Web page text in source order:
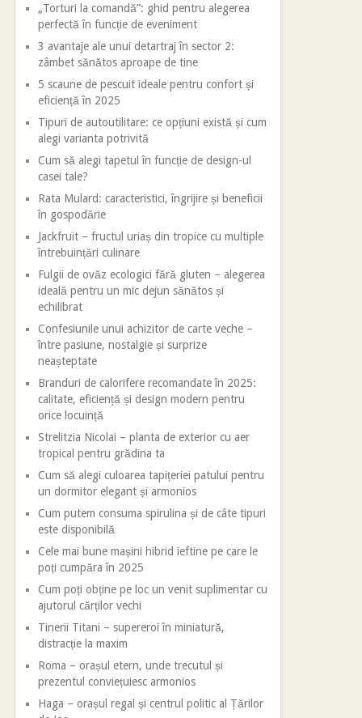
„Torturi la comandă”: ghid pentru alegerea
perfectă în funcție de eveniment
3 avantaje ale unui detartraj în sector 2:
zâmbet sănătos aproape de tine
5 scaune de pescuit ideale pentru confort și
eficiență în 2025
Tipuri de autoutilitare: ce opțiuni există și cum
alegi varianta potrivită
Cum să alegi tapetul în funcție de design-ul
casei tale?
Rata Mulard: caracteristici, îngrijire și beneficii
în gospodărie
Jackfruit – fructul uriaș din tropice cu multiple
întrebuințări culinare
Fulgii de ovăz ecologici fără gluten – alegerea
ideală pentru un mic dejun sănătos și
echilibrat
Confesiunile unui achizitor de carte veche –
între pasiune, nostalgie și surprize
neașteptate
Branduri de calorifere recomandate în 2025:
calitate, eficiență și design modern pentru
orice locuință
Strelitzia Nicolai – planta de exterior cu aer
tropical pentru grădina ta
Cum să alegi culoarea tapițeriei patului pentru
un dormitor elegant și armonios
Cum putem consuma spirulina și de câte tipuri
este disponibilă
Cele mai bune mașini hibrid ieftine pe care le
poți cumpăra în 2025
Cum poți obține pe loc un venit suplimentar cu
ajutorul cărților vechi
Tinerii Titani – supereroi în miniatură,
distracție la maxim
Roma – orașul etern, unde trecutul și
prezentul conviețuiesc armonios
Haga – orașul regal și centrul politic al Țărilor